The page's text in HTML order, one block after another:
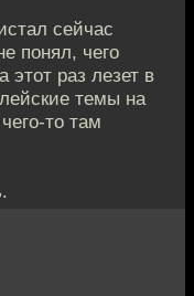
сейчас
понял, чего
этот раз лезет в
темы на
то там